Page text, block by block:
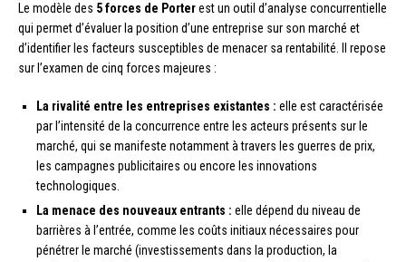
Le modèle des 5 forces de Porterest un outil d’analyse concurrentielle
qui permet d’évaluer la position d’une entreprise sur son marché et
d’identifier les facteurs susceptibles de menacer sa rentabilité. Il repose
sur l’examen de cinq forces majeures :
La rivalité entre les entreprises existantes : elle est caractérisée
par l’intensité de la concurrence entre les acteurs présents sur le
marché, qui se manifeste notamment à travers les guerres de prix,
les campagnes publicitaires ou encore les innovations
technologiques.
La menace des nouveaux entrants : elle dépend du niveau de
barrières à l’entrée, comme les coûts initiaux nécessaires pour
pénétrer le marché (investissements dans la production, la